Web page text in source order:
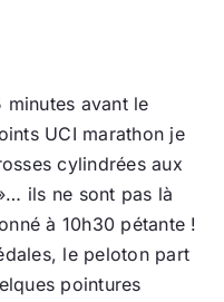
minutes avant le
UCI marathon je
cylindrées aux
ils ne sont pas là
à 10h30 pétante !
le peloton part
pointures